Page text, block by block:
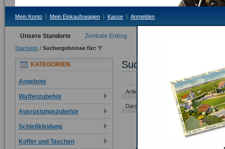
Mein Konto Mein Einkaufswagen Kasse Anmelden
Unsere Standorte Zentrale Erding
Startseite / Suchergebnisse für: 'l'
Suchergebnisse für 'l'
Artikel 31 auf 60 von 281 gesamt
Darstellung als: Raster Liste
KATEGORIEN
Angebote
Waffenzubehör
Ausrüstungszubehör
Schießkleidung
Koffer und Taschen